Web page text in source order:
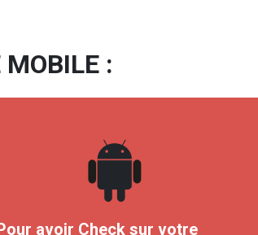
MOBILE :
avoir Check sur votre